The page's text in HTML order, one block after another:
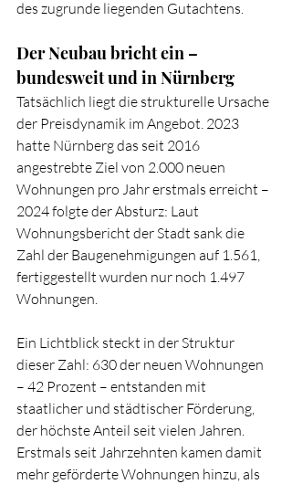
des zugrunde liegenden Gutachtens.
Der Neubau bricht ein –
bundesweit und in Nürnberg
Tatsächlich liegt die strukturelle Ursache
der Preisdynamik im Angebot. 2023
hatte Nürnberg das seit 2016
angestrebte Ziel von 2.000 neuen
Wohnungen pro Jahr erstmals erreicht –
2024 folgte der Absturz: Laut
Wohnungsbericht der Stadt sank die
Zahl der Baugenehmigungen auf 1.561,
fertiggestellt wurden nur noch 1.497
Wohnungen.
Ein Lichtblick steckt in der Struktur
dieser Zahl: 630 der neuen Wohnungen
– 42 Prozent – entstanden mit
staatlicher und städtischer Förderung,
der höchste Anteil seit vielen Jahren.
Erstmals seit Jahrzehnten kamen damit
mehr geförderte Wohnungen hinzu, als